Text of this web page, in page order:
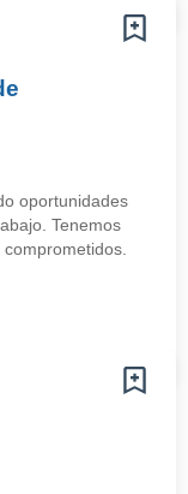
oportunidades
Tenemos